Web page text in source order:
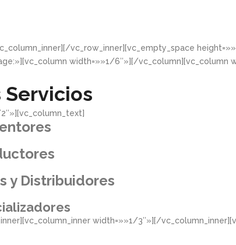
vc_row_inner][vc_empty_space
width=»»1/6″»][/vc_column][vc_column
y Distribuidores
width=»»1/3″»][/